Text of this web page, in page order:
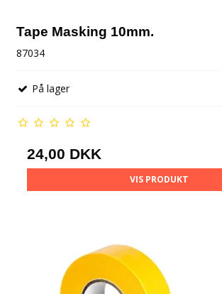
Tape Masking 10mm.
87034
På lager
24,00 DKK
VIS PRODUKT